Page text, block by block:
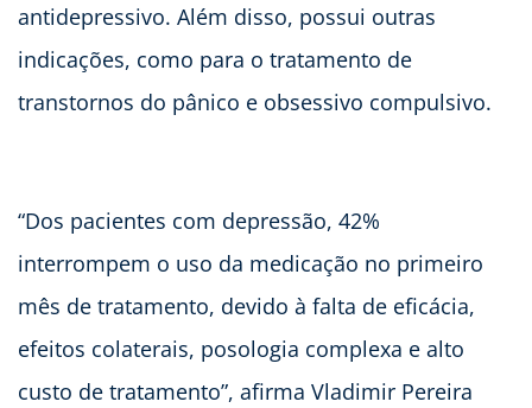
antidepressivo. Além disso, possui outras
indicações, como para o tratamento de
transtornos do pânico e obsessivo compulsivo.
“Dos pacientes com depressão, 42%
interrompem o uso da medicação no primeiro
mês de tratamento, devido à falta de eficácia,
efeitos colaterais, posologia complexa e alto
custo de tratamento”, afirma Vladimir Pereira